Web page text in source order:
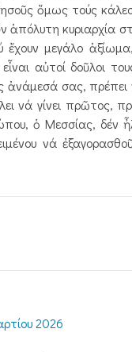
ὅμως τούς
κυριαρχία
ἔχουν μεγάλο
αὐτοί δοῦλοι
ἀνάμεσά σας,
νά γίνει πρῶτος,
ὁ Μεσσίας, δέν
νά
2026